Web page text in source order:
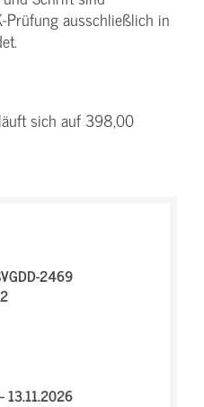
Prüfung ausschließlich in
sich auf 398,00
2469
13.11.2026